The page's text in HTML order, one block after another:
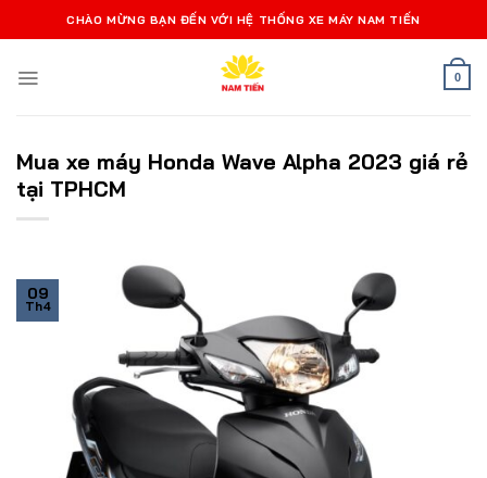
qua
dung
CHÀO MỪNG BẠN ĐẾN VỚI HỆ THỐNG XE MÁY NAM TIẾN
0
Mua xe máy Honda Wave Alpha 2023 giá rẻ
tại TPHCM
09
Th4